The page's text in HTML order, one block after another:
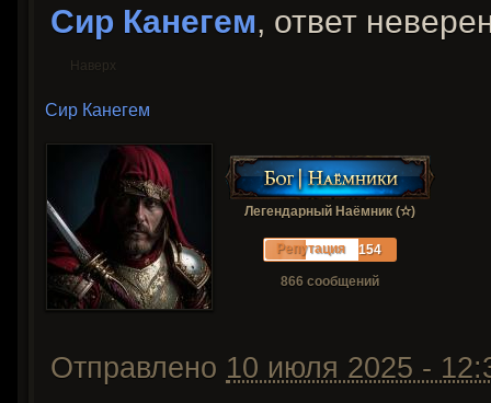
Сир Канегем, ответ
Наверх
Сир Канегем
Легендарный Наёмник (✫)
Репутация 154
866 сообщений
Отправлено 10 июля 2025 -